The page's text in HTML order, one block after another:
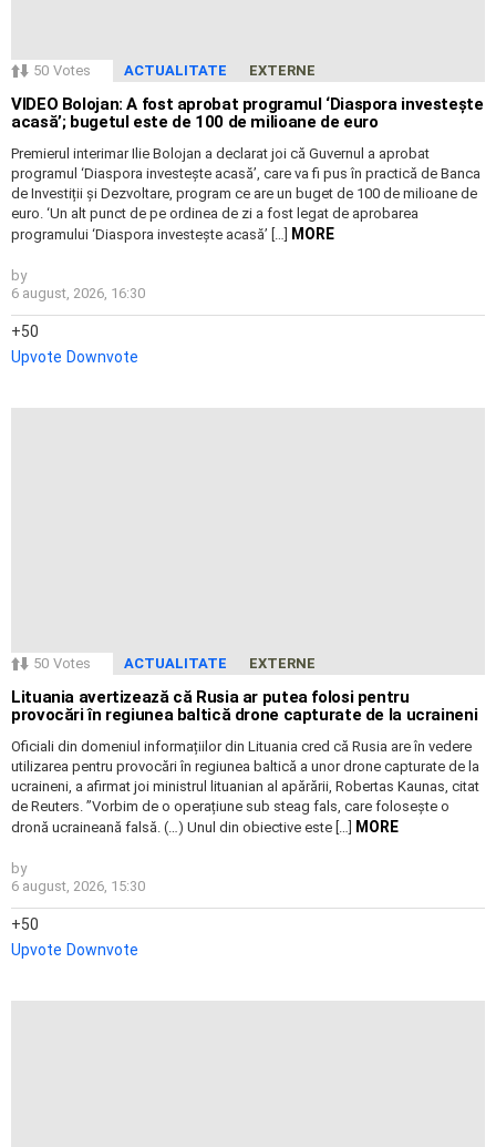
50 Votes ACTUALITATE EXTERNE
VIDEO Bolojan: A fost aprobat programul ‘Diaspora investește
acasă’; bugetul este de 100 de milioane de euro
Premierul interimar Ilie Bolojan a declarat joi că Guvernul a aprobat
programul ‘Diaspora investește acasă’, care va fi pus în practică de Banca
de Investiții și Dezvoltare, program ce are un buget de 100 de milioane de
euro. ‘Un alt punct de pe ordinea de zi a fost legat de aprobarea
programului ‘Diaspora investește acasă’ […]
MORE
by
6 august, 2026, 16:30
50
Upvote Downvote
50 Votes ACTUALITATE EXTERNE
Lituania avertizează că Rusia ar putea folosi pentru
provocări în regiunea baltică drone capturate de la ucraineni
Oficiali din domeniul informațiilor din Lituania cred că Rusia are în vedere
utilizarea pentru provocări în regiunea baltică a unor drone capturate de la
ucraineni, a afirmat joi ministrul lituanian al apărării, Robertas Kaunas, citat
de Reuters. ”Vorbim de o operațiune sub steag fals, care folosește o
dronă ucraineană falsă. (…) Unul din obiective este […]
MORE
by
6 august, 2026, 15:30
50
Upvote Downvote